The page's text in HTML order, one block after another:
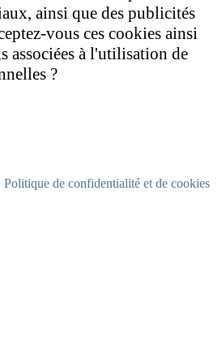
ainsi que des publicités
vous ces cookies ainsi
associées à l'utilisation de
?
Politique de confidentialité et de cookies